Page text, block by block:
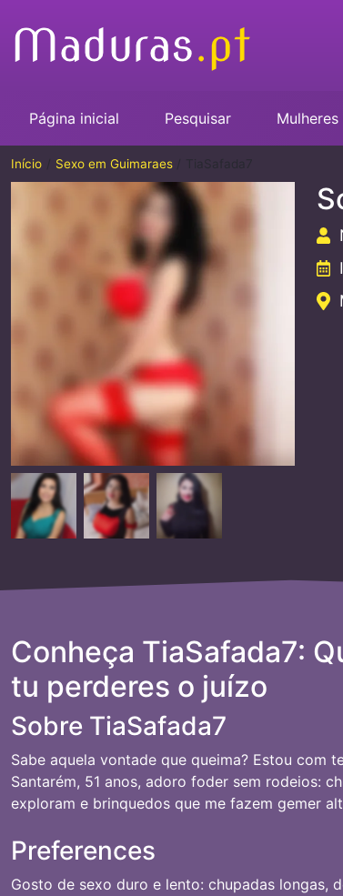
Página inicial Pesquisar
Início Sexo em Guimaraes
Conheça TiaSafada7:
tu perderes o juízo
Sobre TiaSafada7
Sabe aquela vontade que queima? Estou com
Santarém, 51 anos, adoro foder sem rodeios:
exploram e brinquedos que me fazem gemer
Preferences
Gosto de sexo duro e lento: chupadas longas,